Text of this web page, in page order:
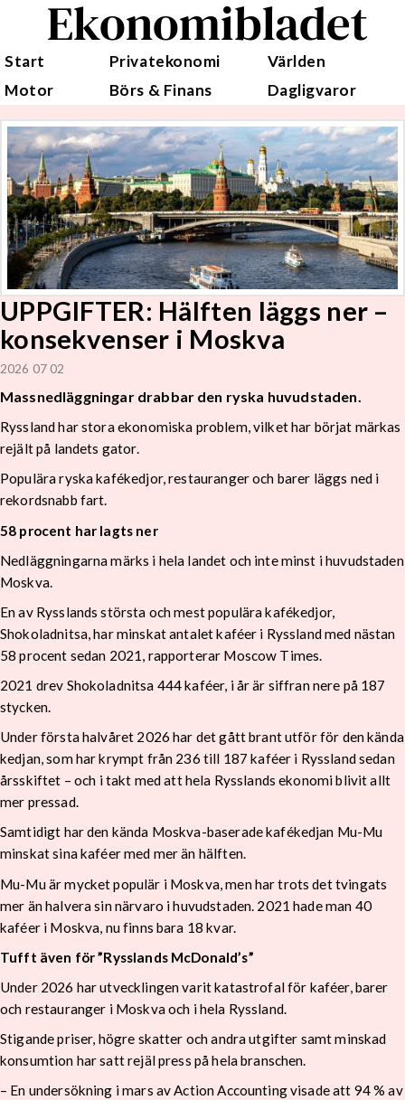
Ekonomibladet
Start Privatekonomi
Världen
Motor
Börs & Finans Dagligvaror
UPPGIFTER: Hälften läggs ner –
konsekvenser i Moskva
2026 07 02
Massnedläggningar drabbar den ryska huvudstaden.
Ryssland har stora ekonomiska problem, vilket har börjat märkas
rejält på landets gator.
Populära ryska kafékedjor, restauranger och barer läggs ned i
rekordsnabb fart.
58 procent har lagts ner
Nedläggningarna märks i hela landet och inte minst i huvudstaden
Moskva.
En av Rysslands största och mest populära kafékedjor,
Shokoladnitsa, har minskat antalet kaféer i Ryssland med nästan
58 procent sedan 2021, rapporterar Moscow Times.
2021 drev Shokoladnitsa 444 kaféer, i år är siffran nere på 187
stycken.
Under första halvåret 2026 har det gått brant utför för den kända
kedjan, som har krympt från 236 till 187 kaféer i Ryssland sedan
årsskiftet – och i takt med att hela Rysslands ekonomi blivit allt
mer pressad.
Samtidigt har den kända Moskva-baserade kafékedjan Mu-Mu
minskat sina kaféer med mer än hälften.
Mu-Mu är mycket populär i Moskva, men har trots det tvingats
mer än halvera sin närvaro i huvudstaden. 2021 hade man 40
kaféer i Moskva, nu finns bara 18 kvar.
Tufft även för ”Rysslands McDonald’s”
Under 2026 har utvecklingen varit katastrofal för kaféer, barer
och restauranger i Moskva och i hela Ryssland.
Stigande priser, högre skatter och andra utgifter samt minskad
konsumtion har satt rejäl press på hela branschen.
– En undersökning i mars av Action Accounting visade att 94 % av